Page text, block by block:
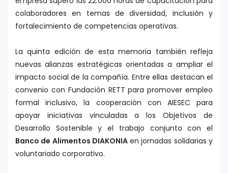
colaboradores en temas de diversidad, inclusión y
fortalecimiento de competencias operativas.
La quinta edición de esta memoria también refleja
nuevas alianzas estratégicas orientadas a ampliar el
impacto social de la compañía. Entre ellas destacan el
convenio con Fundación RETT para promover empleo
formal inclusivo, la cooperación con AIESEC para
apoyar iniciativas vinculadas a los Objetivos de
Desarrollo Sostenible y el trabajo conjunto con el
Banco de Alimentos DIAKONIAen jornadas solidarias y
voluntariado corporativo.